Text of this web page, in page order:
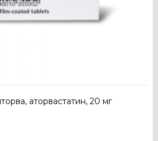
аторвастатин, 20 мг